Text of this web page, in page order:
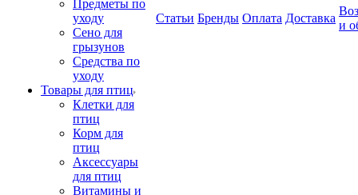
Предметы по
уходу
Сено для
грызунов
Средства по
уходу
Товары для птиц
Клетки для
птиц
Корм для
птиц
Аксессуары
для птиц
Витамины и
Статьи Бренды Оплата Доставка
и